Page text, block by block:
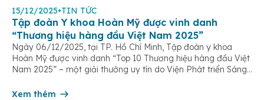
15/12/2025•TIN TỨC
Tập đoàn Y khoa Hoàn Mỹ được vinh danh
“Thương hiệu hàng đầu Việt Nam 2025”
Ngày 06/12/2025, tại TP. Hồ Chí Minh, Tập đoàn y khoa
Hoàn Mỹ được vinh danh “Top 10 Thương hiệu hàng đầu Việt
Nam 2025” – một giải thưởng uy tín do Viện Phát triển Sáng
cứu Phát triển Doanh nghiệp Châu Á […]
Xem thêm